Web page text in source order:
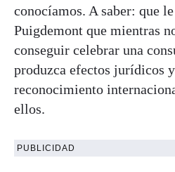
conocíamos. A saber: que
Puigdemont que mientras
conseguir celebrar una
produzca efectos jurídicos
reconocimiento
ellos.
PUBLICIDAD